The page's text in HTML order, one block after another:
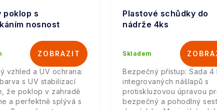
poklop s
nosnost
vzhled a UV ochrana:
s UV stabilizací
že poklop v zahradě
a perfektně splývá s
Plastové schůdky do
nádrže 4ks
Skladem
Bezpečný přístup: Sada 4
integrovaných nášlapů s
protiskluzovou úpravou
bezpečný a pohodlný